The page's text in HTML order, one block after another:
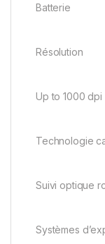
Batterie
Résolution
Up to 1000 dpi
Technologie
Suivi optique
Systèmes